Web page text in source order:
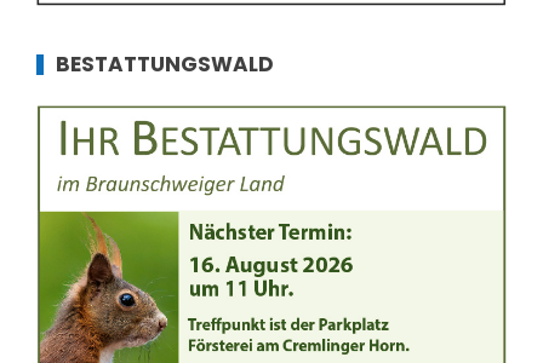
BESTATTUNGSWALD